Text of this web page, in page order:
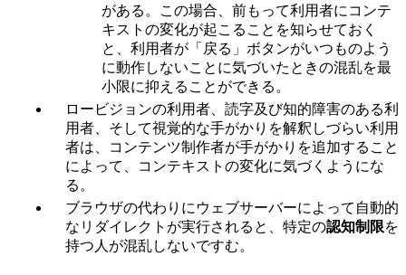
がある。この場合、前もって利用者にコンテ
キストの変化が起こることを知らせておく
と、利用者が「戻る」ボタンがいつものよう
に動作しないことに気づいたときの混乱を最
小限に抑えることができる。
ロービジョンの利用者、読字及び知的障害のある利
用者、そして視覚的な手がかりを解釈しづらい利用
者は、コンテンツ制作者が手がかりを追加すること
によって、コンテキストの変化に気づくようにな
る。
ブラウザの代わりにウェブサーバーによって自動的
なリダイレクトが実行されると、特定の認知制限を
持つ人が混乱しないですむ。